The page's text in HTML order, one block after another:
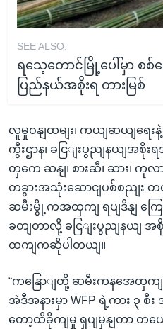
SEE ALSO:
ရသေ့တောင်မြို့ပေါ်မှာ စ
ပြည်နယ်အစိုးရ တားမြစ်
လူမှုဝနျထမျး၊ ကယျဆယျရေးနဲ့
ကွီးဌာန၊ ခငြျးပွညျနယျအစို
တှကေ ဆနျ၊ စားဆီ၊ ဆား၊ ကုလ
တခွားအသုံးဆောငျပစ်စညျး
ဆမီးမွို့ကအထှကျ ရပျဒိနျ ကြေ
ခတျတာလို့ ခငြျးပွညျနယျ အစို
ထကျကဆိုပါတယျ။
“ကနြောျတို့ ဆမီးကနအေထှကျ
အဲဒီအနားမှာ WFP ရဲ့ကား ၃ စီ
တော့ထိခိုကျမှု ရှပျမှနျတာ တယ